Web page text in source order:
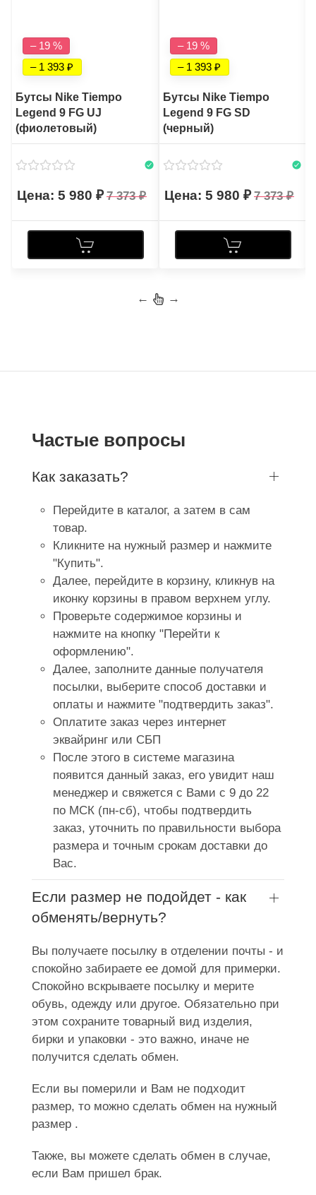
– 19 %
– 1 393
Бутсы Nike Tiempo
Legend 9 FG UJ
(фиолетовый)
5 980 7 373
– 19 %
– 1 393
Бутсы Nike Tiempo
Legend 9 FG SD
(черный)
5 980 7 373
← →
Частые вопросы
Как заказать?
Перейдите в каталог, а затем в сам
товар.
Кликните на нужный размер и нажмите
"Купить".
Далее, перейдите в корзину, кликнув на
иконку корзины в правом верхнем углу.
Проверьте содержимое корзины и
нажмите на кнопку "Перейти к
оформлению".
Далее, заполните данные получателя
посылки, выберите способ доставки и
оплаты и нажмите "подтвердить заказ".
Оплатите заказ через интернет
эквайринг или СБП
После этого в системе магазина
появится данный заказ, его увидит наш
менеджер и свяжется с Вами с 9 до 22
по МСК (пн-сб), чтобы подтвердить
заказ, уточнить по правильности выбора
размера и точным срокам доставки до
Вас.
Если размер не подойдет - как
обменять/вернуть?
Вы получаете посылку в отделении почты - и
спокойно забираете ее домой для примерки.
Спокойно вскрываете посылку и мерите
обувь, одежду или другое. Обязательно при
этом сохраните товарный вид изделия,
бирки и упаковки - это важно, иначе не
получится сделать обмен.
Если вы померили и Вам не подходит
размер, то можно сделать обмен на нужный
размер .
Также, вы можете сделать обмен в случае,
если Вам пришел брак.